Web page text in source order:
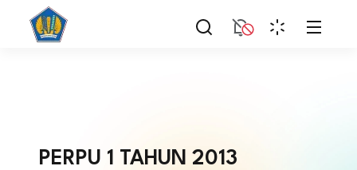
PERPU 1 TAHUN 2013